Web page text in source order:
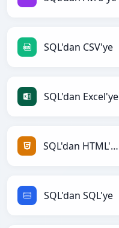
SQL'dan CSV'ye
SQL'dan Excel'ye
SQL'dan HTML'ye
SQL'dan SQL'ye